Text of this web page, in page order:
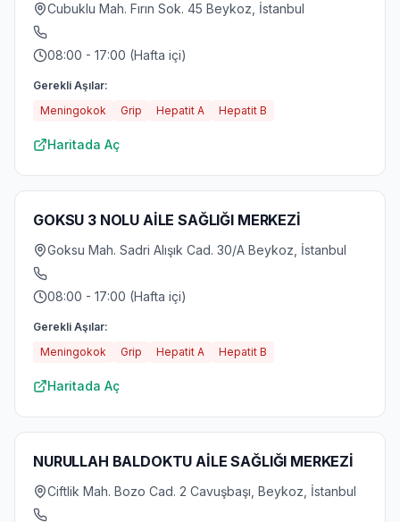
Cubuklu Mah. Fırın Sok. 45 Beykoz, İstanbul
08:00 - 17:00 (Hafta içi)
Gerekli Aşılar:
Meningokok
Grip Hepatit A Hepatit B
Haritada Aç
GOKSU 3 NOLU AİLE SAĞLIĞI MERKEZİ
Goksu Mah. Sadri Alışık Cad. 30/A Beykoz, İstanbul
08:00 - 17:00 (Hafta içi)
Gerekli Aşılar:
Meningokok
Grip Hepatit A Hepatit B
Haritada Aç
NURULLAH BALDOKTU AİLE SAĞLIĞI MERKEZİ
Ciftlik Mah. Bozo Cad. 2 Cavuşbaşı, Beykoz, İstanbul